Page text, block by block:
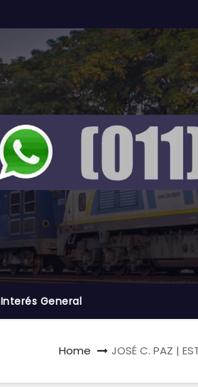
Interés General
Home JOSÉ C. PAZ |